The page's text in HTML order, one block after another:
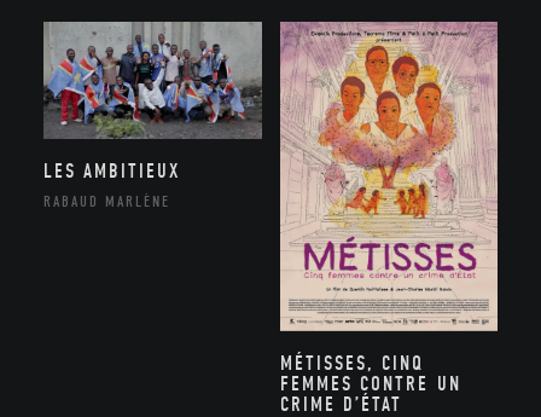
LES AMBITIEUX
RABAUD MARLÈNE
MÉTISSES, CINQ
FEMMES CONTRE UN
CRIME D’ÉTAT